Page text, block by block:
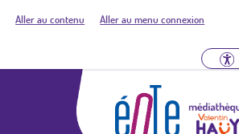
Aller au contenu Aller au menu connexion